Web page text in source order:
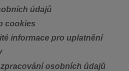
údajů
cookies
informace pro uplatnění
osobních údajů